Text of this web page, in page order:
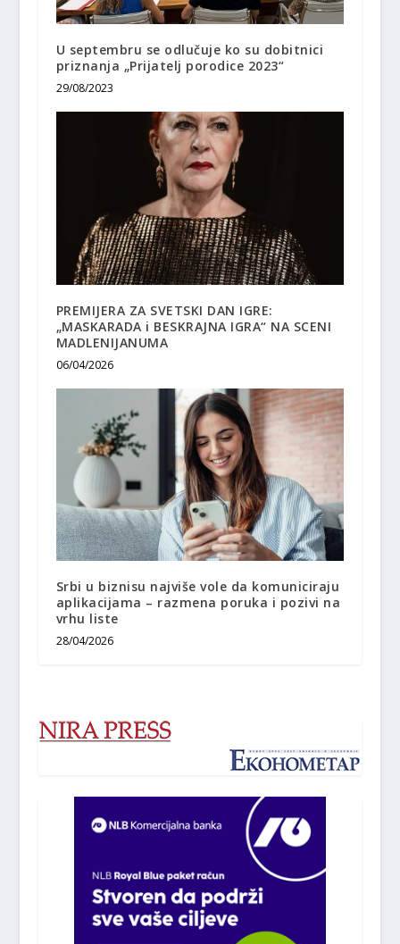
U septembru se odlučuje ko su dobitnici
priznanja „Prijatelj porodice 2023“
29/08/2023
PREMIJERA ZA SVETSKI DAN IGRE:
„MASKARADA i BESKRAJNA IGRA“ NA SCENI
MADLENIJANUMA
06/04/2026
Srbi u biznisu najviše vole da komuniciraju
aplikacijama – razmena poruka i pozivi na
vrhu liste
28/04/2026